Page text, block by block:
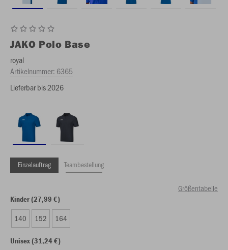
JAKO Polo Base
royal
Artikelnummer: 6365
Lieferbar bis 2026
Einzelauftrag Teambestellung
Größentabelle
Kinder (27,99 €)
140 152 164
Unisex (31,24 €)